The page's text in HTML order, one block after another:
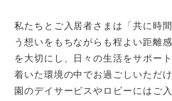
私たちとご入居者さまは「共に時
う想いをもちながらも程よい距離
を大切にし、日々の生活をサポー
着いた環境の中でお過ごしいただ
園のデイサービスやロビーにはご